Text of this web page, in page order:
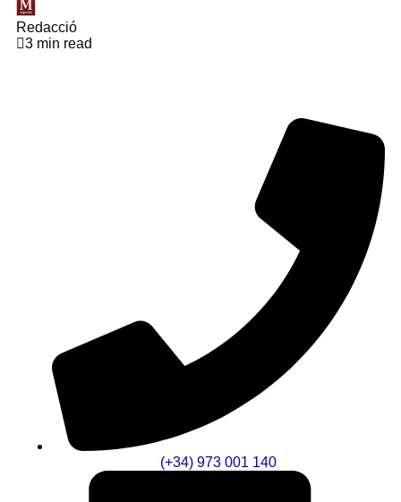
Redacció
3 min read
(+34) 973 001 140